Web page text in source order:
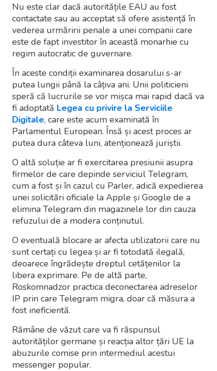
Nu este clar dacă autoritățile EAU au fost
contactate sau au acceptat să ofere asistență în
vederea urmăririi penale a unei companii care
este de fapt investitor în această monarhie cu
regim autocratic de guvernare.
În aceste condiții examinarea dosarului s-ar
putea lungii până la câțiva ani. Unii politicieni
speră că lucrurile se vor mișca mai rapid dacă va
fi adoptată Legea cu privire la Serviciile
Digitale, care este acum examinată în
Parlamentul European. Însă și acest proces ar
putea dura câteva luni, atenționează juriștii.
O altă soluție ar fi exercitarea presiunii asupra
firmelor de care depinde serviciul Telegram,
cum a fost și în cazul cu Parler, adică expedierea
unei solicitări oficiale la Apple și Google de a
elimina Telegram din magazinele lor din cauza
refuzului de a modera conținutul.
O eventuală blocare ar afecta utilizatorii care nu
sunt certați cu legea și ar fi totodată ilegală,
deoarece îngrădește dreptul cetățenilor la
libera exprimare. Pe de altă parte,
Roskomnadzor practica deconectarea adreselor
IP prin care Telegram migra, doar că măsura a
fost ineficientă.
Rămâne de văzut care va fi răspunsul
autorităților germane și reacția altor țări UE la
abuzurile comise prin intermediul acestui
messenger popular.